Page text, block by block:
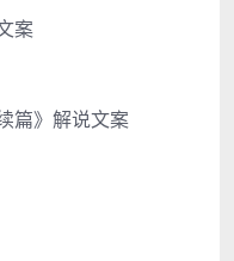
案
篇》解说文案